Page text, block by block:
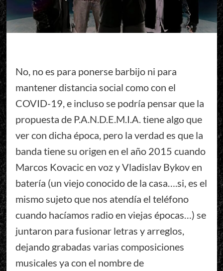
No, no es para ponerse barbijo ni para
mantener distancia social como con el
COVID-19, e incluso se podría pensar que la
propuesta de P.A.N.D.E.M.I.A. tiene algo que
ver con dicha época, pero la verdad es que la
banda tiene su origen en el año 2015 cuando
Marcos Kovacic en voz y Vladislav Bykov en
batería (un viejo conocido de la casa….si, es el
mismo sujeto que nos atendía el teléfono
cuando hacíamos radio en viejas épocas…) se
juntaron para fusionar letras y arreglos,
dejando grabadas varias composiciones
musicales ya con el nombre de